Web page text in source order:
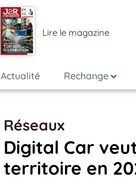
Lire le magazine
Actualité Rechange
Réseaux
Digital Car
territoire en